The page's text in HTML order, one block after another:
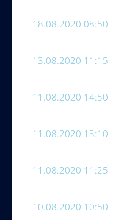
18.08.2020 08:50
13.08.2020 11:15
11.08.2020 14:50
11.08.2020 13:10
11.08.2020 11:25
10.08.2020 10:50